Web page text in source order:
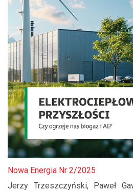
Nowa Energia Nr 2/2025
Jerzy Trzeszczyński, Paweł